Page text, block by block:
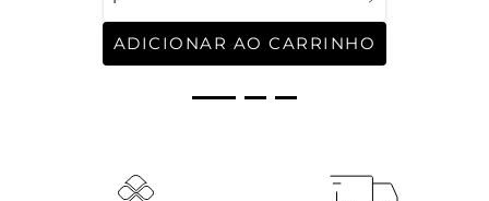
ADICIONAR AO CARRINHO